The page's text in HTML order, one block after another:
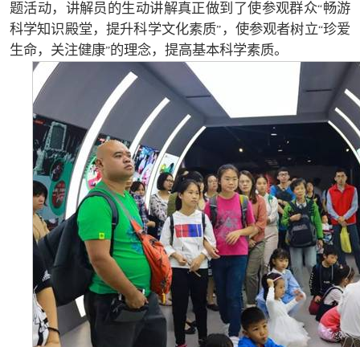
题活动，讲解员的生动讲解真正做到了使参观群众“畅游
科学知识殿堂，提升科学文化素质” ，使参观者树立“珍爱
生命，关注健康”的理念，提高基本科学素质。